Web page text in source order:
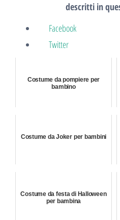
descritti in
Facebook
Twitter
Costume da pompiere per
bambino
Costume da Joker per bambini
Costume da festa di Halloween
per bambina